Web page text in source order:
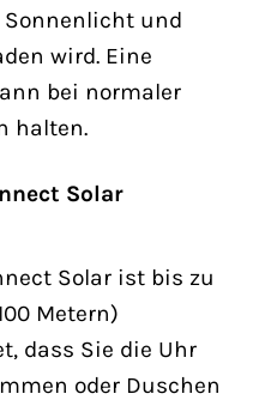
Sonnenlicht und
wird. Eine
bei normaler
halten.
Solar
Solar ist bis zu
Metern)
dass Sie die Uhr
oder Duschen